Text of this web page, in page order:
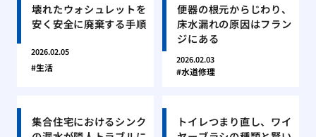
壊れたウォシュレットを
安く安全に廃棄する手順
2026.02.05
生活
便器の根元からじわり、
床水漏れの原因はフラン
ジにある
2026.02.03
水道修理
集合住宅におけるシンク
トイレつまり直し、ワイ